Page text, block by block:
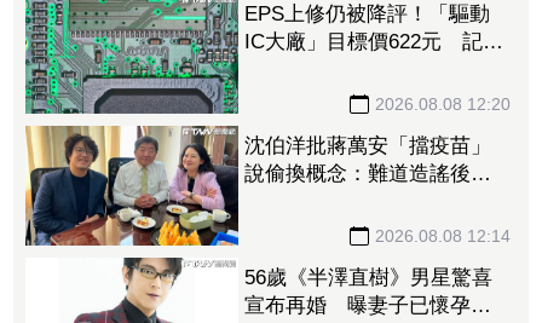
EPS上修仍被降評！「驅動
IC大廠」目標價622元 記憶
2026.08.08 12:20
沈伯洋批蔣萬安「擋疫苗」
說偷換概念：難道造謠後不
2026.08.08 12:14
56歲《半澤直樹》男星驚喜
宣布再婚 曝妻子已懷孕將